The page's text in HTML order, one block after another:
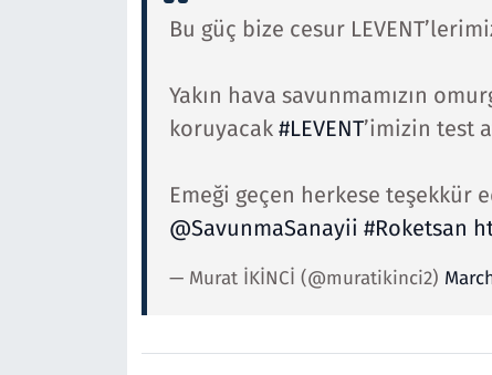
Bu güç bize cesur
Yakın hava savunmamızın
koruyacak #LEVENT’imizin test
Emeği geçen herkese teşekkür
@SavunmaSanayii #Roketsan
— Murat İKİNCİ (@muratikinci2)